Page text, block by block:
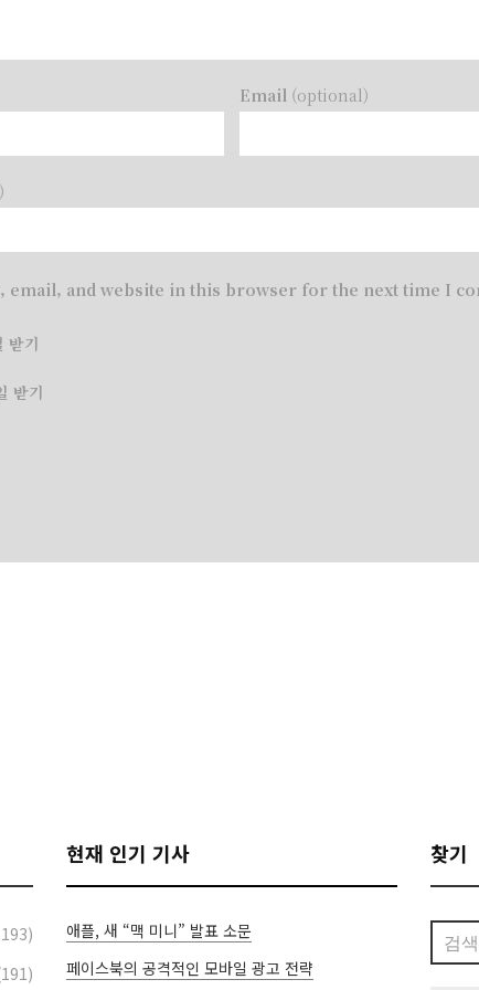
Email (optional)
email, and website in this browser for the next time I
받기
받기
현재 인기 기사
애플, 새 “맥 미니” 발표 소문
페이스북의 공격적인 모바일 광고 전략
찾기
색: